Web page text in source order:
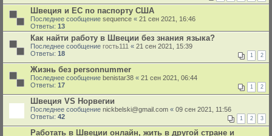
Швеция и ЕС по паспорту США
Последнее сообщение sequence « 21 сен 2021, 16:46
Ответы: 13
Как найти работу в Швеции без знания языка?
Последнее сообщение гость111 « 21 сен 2021, 15:39
Ответы: 18 1 2
Жизнь без personnummer
Последнее сообщение benistar38 « 21 сен 2021, 06:44
Ответы: 17 1 2
Швеция VS Норвегии
Последнее сообщение nickbelski@gmail.com « 09 сен 2021, 11:56
Ответы: 42 1 2 3
Работать в Швеции онлайн, жить в другой стране и